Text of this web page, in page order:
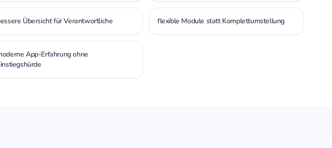
Übersicht für Verantwortliche flexible Module statt Komplettumstellung
App-Erfahrung ohne